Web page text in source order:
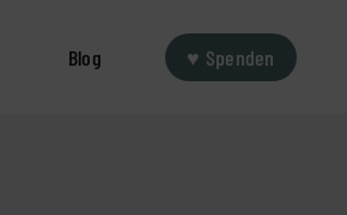
Blog ♥ Spenden